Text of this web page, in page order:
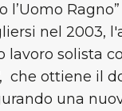
l’Uomo
nel 2003,
lavoro solista
che ottiene il
una